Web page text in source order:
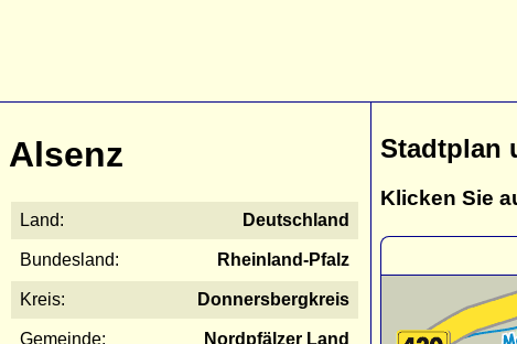
Alsenz
Land: Deutschland
Bundesland: Rheinland-Pfalz
Kreis: Donnersbergkreis
Gemeinde: Nordpfälzer Land
Stadtplan
Klicken Sie